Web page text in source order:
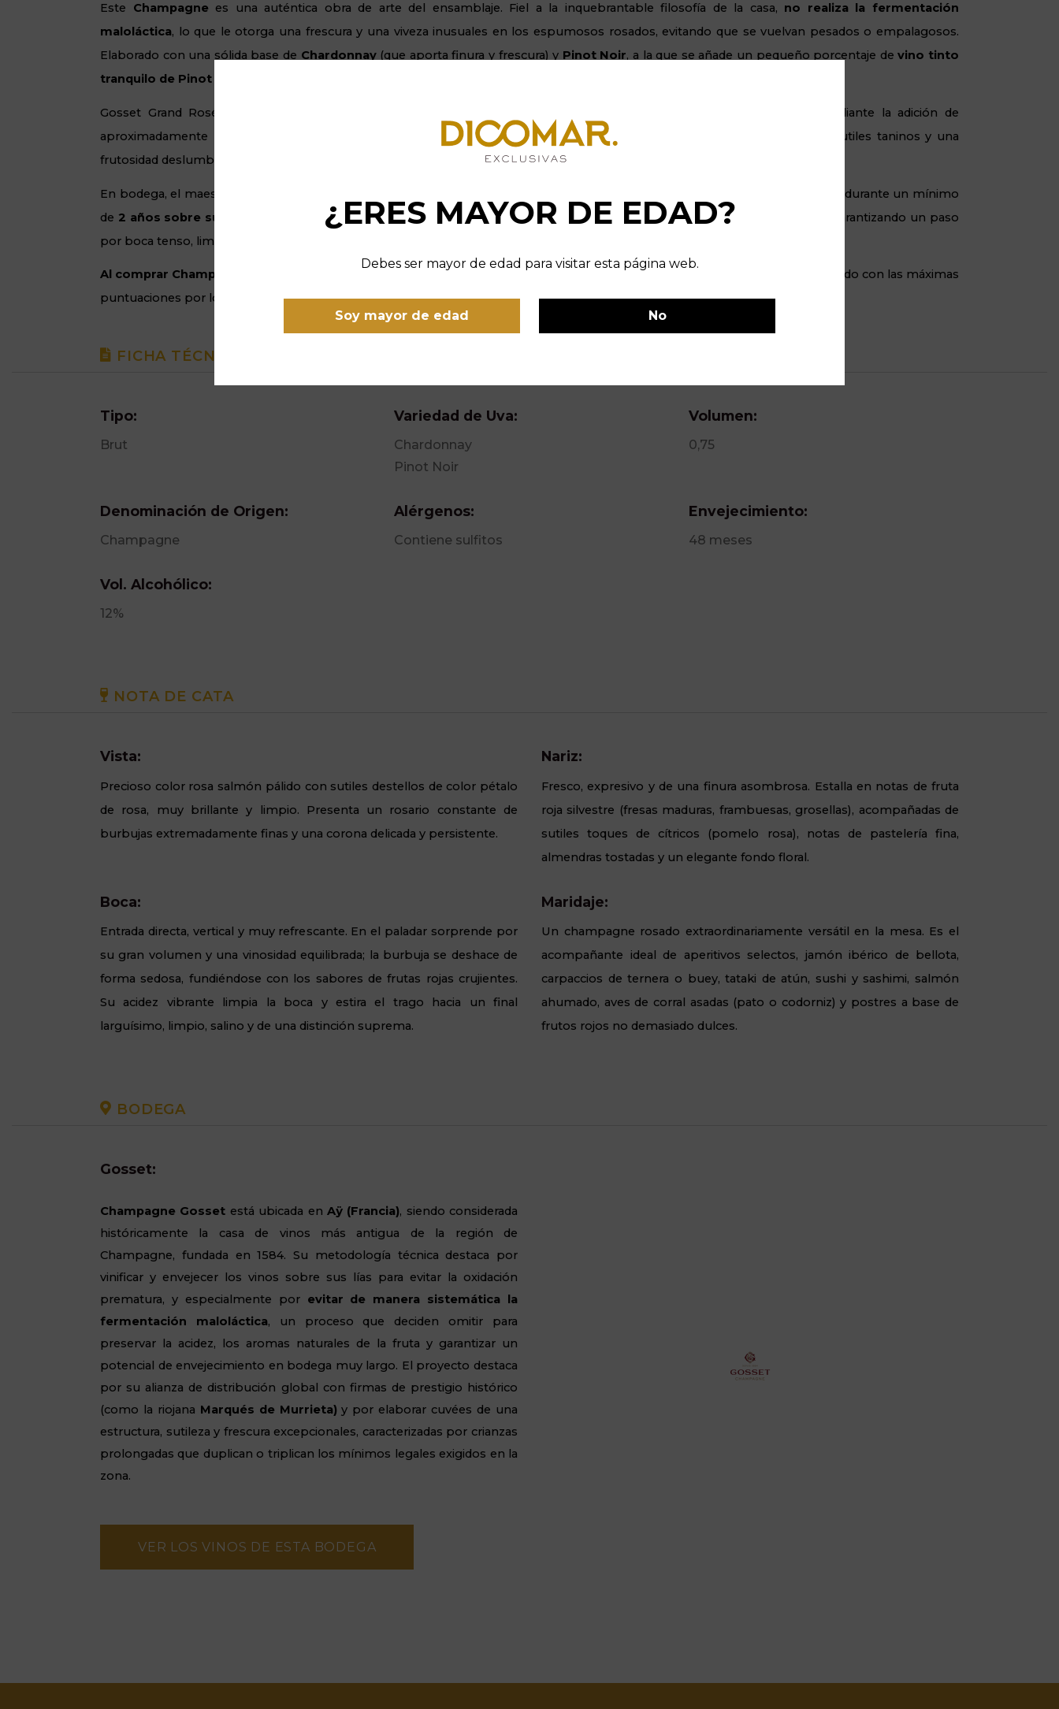
¿ERES MAYOR DE EDAD?
Debes ser mayor de edad para visitar esta página web.
Soy mayor de edad No
Este Champagne es una auténtica obra de arte del ensamblaje. Fiel a la inquebrantable filosofía de la casa, no realiza la fermentación
maloláctica, lo que le otorga una frescura y una viveza inusuales en los espumosos rosados, evitando que se vuelvan pesados o empalagosos.
Elaborado con una sólida base de Chardonnay(que aporta finura y frescura) y Pinot Noir, a la que se añade un pequeño porcentaje devino tinto
tranquilo de Pinot Noir
Gosset Grand Rosé se basa en un equilibrio preciso entre la frescura y la estructura. El alma rosada se consigue mediante la adición de
aproximadamente un
7% a un 8% de vino tinto tranquilo de Pinot Noirde Ambonnay, Bouzy o Cumières, aportando sutiles taninos y una
frutosidad deslumbrante.
En bodega, el maestro bodeguero mima cada paso del proceso, manteniendo el vino en el frescor de sus cavas subterráneas durante un mínimo
de 2 años sobre sus lías
. La ausencia de fermentación maloláctica es clave; preserva la acidez natural y el nervio de la fruta, garantizando un paso
por boca tenso, limpio y con una capacidad de guarda soberbia.
Al comprar Champagne Gosset Grand Rosé
, adquieres un espumoso de autor sumamente equilibrado, estructurado y valorado con las máximas
puntuaciones por los críticos más exigentes del mundo.
FICHA TÉCNICA
Tipo:
Brut
Variedad de Uva:
Chardonnay
Pinot Noir
Volumen:
0,75
Denominación de Origen:
Champagne
Alérgenos:
Contiene sulfitos
Envejecimiento:
48 meses
Vol. Alcohólico:
12%
NOTA DE CATA
Vista:
Precioso color rosa salmón pálido con sutiles destellos de color pétalo
de rosa, muy brillante y limpio. Presenta un rosario constante de
burbujas extremadamente finas y una corona delicada y persistente.
Nariz:
Fresco, expresivo y de una finura asombrosa. Estalla en notas de fruta
roja silvestre (fresas maduras, frambuesas, grosellas), acompañadas de
sutiles toques de cítricos (pomelo rosa), notas de pastelería fina,
almendras tostadas y un elegante fondo floral.
Boca:
Entrada directa, vertical y muy refrescante. En el paladar sorprende por
su gran volumen y una vinosidad equilibrada; la burbuja se deshace de
forma sedosa, fundiéndose con los sabores de frutas rojas crujientes.
Su acidez vibrante limpia la boca y estira el trago hacia un final
larguísimo, limpio, salino y de una distinción suprema.
Maridaje:
Un champagne rosado extraordinariamente versátil en la mesa. Es el
acompañante ideal de aperitivos selectos, jamón ibérico de bellota,
carpaccios de ternera o buey, tataki de atún, sushi y sashimi, salmón
ahumado, aves de corral asadas (pato o codorniz) y postres a base de
frutos rojos no demasiado dulces.
BODEGA
Gosset:
Champagne Gosset está ubicada en Aÿ (Francia), siendo considerada
históricamente la casa de vinos más antigua de la región de
Champagne, fundada en 1584. Su metodología técnica destaca por
vinificar y envejecer los vinos sobre sus lías para evitar la oxidación
prematura, y especialmente por evitar de manera sistemática la
fermentación maloláctica, un proceso que deciden omitir para
preservar la acidez, los aromas naturales de la fruta y garantizar un
potencial de envejecimiento en bodega muy largo. El proyecto destaca
por su alianza de distribución global con firmas de prestigio histórico
(como la riojana Marqués de Murrieta) y por elaborar cuvées de una
estructura, sutileza y frescura excepcionales, caracterizadas por crianzas
prolongadas que duplican o triplican los mínimos legales exigidos en la
zona.
VER LOS VINOS DE ESTA BODEGA